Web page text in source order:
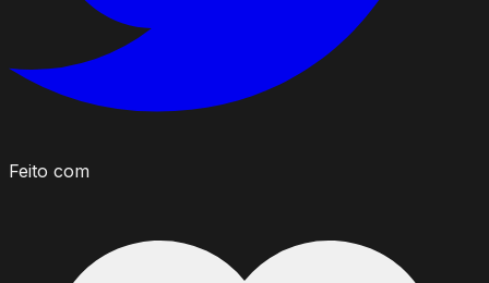
Feito com